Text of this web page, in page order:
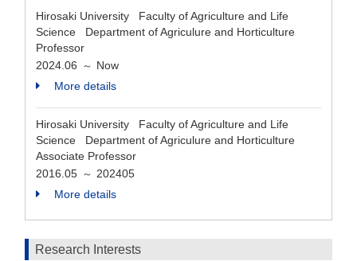
Hirosaki University Faculty of Agriculture and Life
Science Department of Agriculure and Horticulture
Professor
2024.06 ～ Now
More details
Hirosaki University Faculty of Agriculture and Life
Science Department of Agriculure and Horticulture
Associate Professor
2016.05 ～ 202405
More details
Research Interests